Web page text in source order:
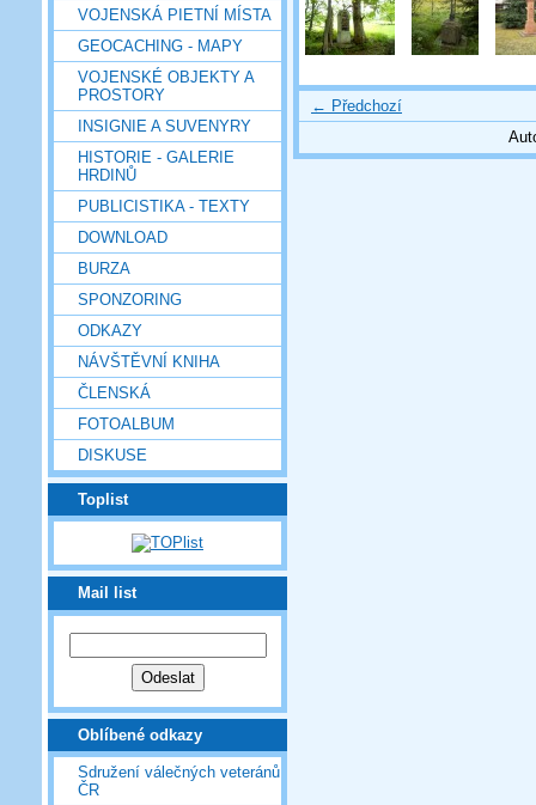
VOJENSKÁ PIETNÍ MÍSTA
GEOCACHING - MAPY
VOJENSKÉ OBJEKTY A
PROSTORY
INSIGNIE A SUVENYRY
HISTORIE - GALERIE
HRDINŮ
PUBLICISTIKA - TEXTY
DOWNLOAD
BURZA
SPONZORING
ODKAZY
NÁVŠTĚVNÍ KNIHA
ČLENSKÁ
FOTOALBUM
DISKUSE
Toplist
Mail list
Oblíbené odkazy
Sdružení válečných veteránů
ČR
← Předchozí